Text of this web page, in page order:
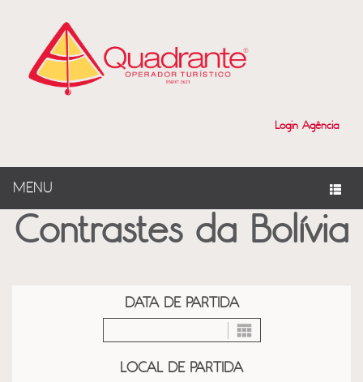
Login Agência
MENU
Contrastes da Bolívia
DATA DE PARTIDA
LOCAL DE PARTIDA